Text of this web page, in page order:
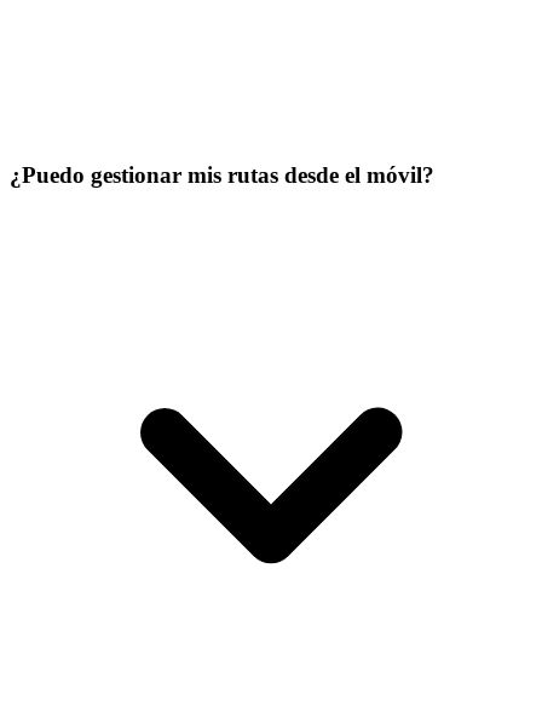
¿Puedo gestionar mis rutas desde el móvil?